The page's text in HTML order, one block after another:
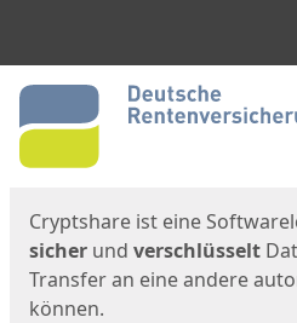
Start
Cryptshare ist eine
sicher und verschlüsselt
Transfer an eine andere
können.